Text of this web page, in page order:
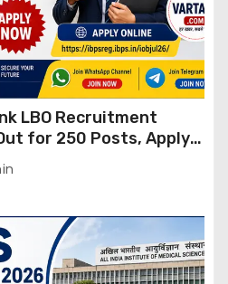
LBO Recruitment
for 250 Posts, Apply